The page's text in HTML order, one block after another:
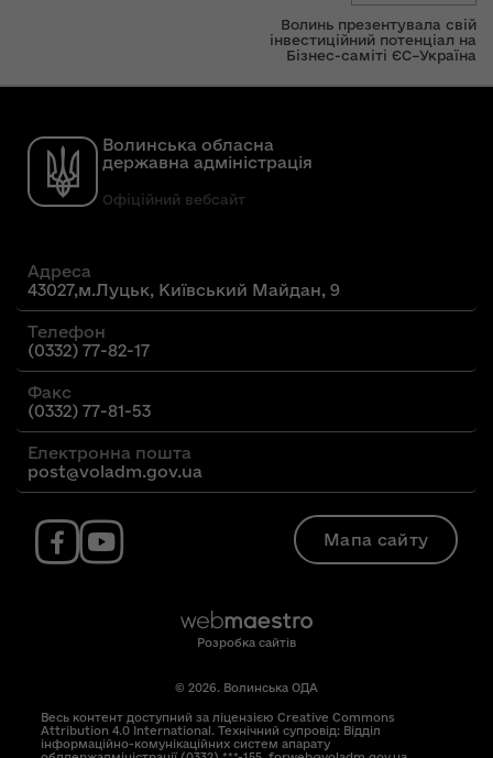
Волинь презентувала свій
інвестиційний потенціал на
Бізнес-саміті ЄС–Україна
Волинська обласна
державна адміністрація
Офіційний вебсайт
Адреса
43027,м.Луцьк, Київський Майдан, 9
Телефон
(0332) 77-82-17
Факс
(0332) 77-81-53
Електронна пошта
post@voladm.gov.ua
Мапа сайту
Розробка сайтів
© 2026. Волинська ОДА
Весь контент доступний за ліцензією Creative Commons
Attribution 4.0 International. Технічний супровід: Відділ
інформаційно-комунікаційних систем апарату